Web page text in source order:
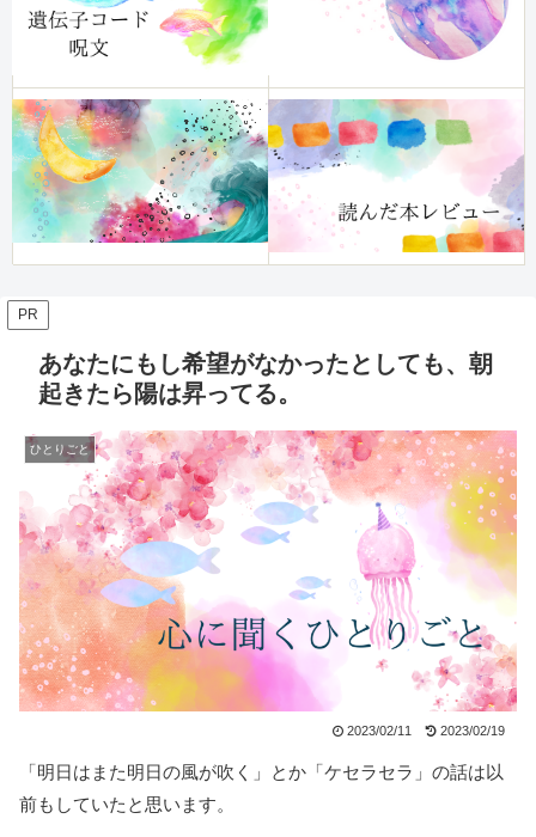
PR
あなたにもし希望がなかったとしても、朝
起きたら陽は昇ってる。
ひとりごと
2023/02/11 2023/02/19
「明日はまた明日の風が吹く」とか「ケセラセラ」の話は以
前もしていたと思います。